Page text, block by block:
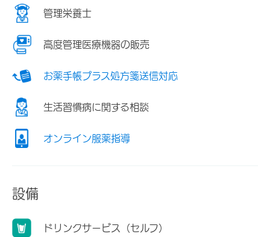
管理栄養士
高度管理医療機器の販売
お薬手帳プラス処方箋送信対応
生活習慣病に関する相談
オンライン服薬指導
設備
ドリンクサービス（セルフ）